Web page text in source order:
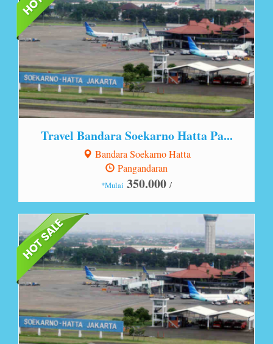
Travel Bandara Soekarno Hatta Pa...
Bandara Soekarno Hatta
Pangandaran
*Mulai 350.000 /
Lihat Detail